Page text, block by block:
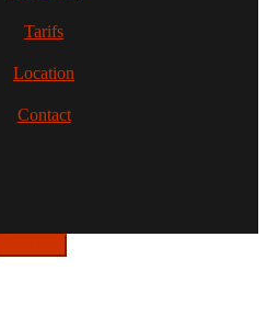
Tarifs
Location
Contact